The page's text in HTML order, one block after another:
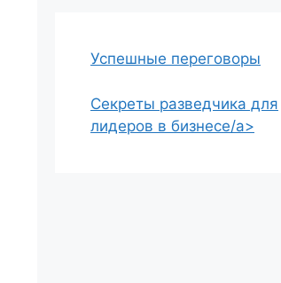
Успешные переговоры
Секреты разведчика для
лидеров в бизнесе/a>